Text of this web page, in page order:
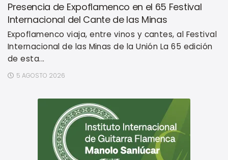
Presencia de Expoflamenco en el 65 Festival
Internacional del Cante de las Minas
Expoflamenco viaja, entre vinos y cantes, al Festival
Internacional de las Minas de la Unión La 65 edición
de esta...
5 AGOSTO 2026